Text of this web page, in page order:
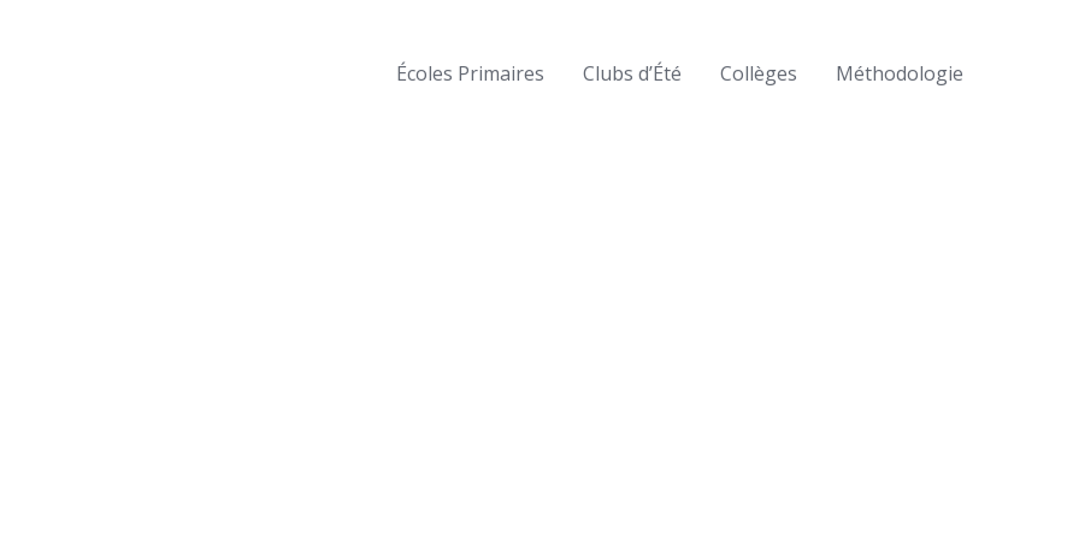
Écoles Primaires Clubs d’Été Collèges Méthodologie